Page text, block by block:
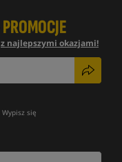
PROMOCJE
z najlepszymi okazjami!
Wypisz się